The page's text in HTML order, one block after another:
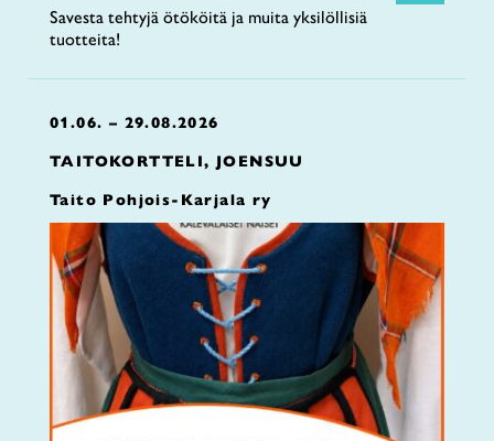
Savesta tehtyjä ötököitä ja muita yksilöllisiä
tuotteita!
01.06. – 29.08.2026
TAITOKORTTELI, JOENSUU
Taito Pohjois-Karjala ry